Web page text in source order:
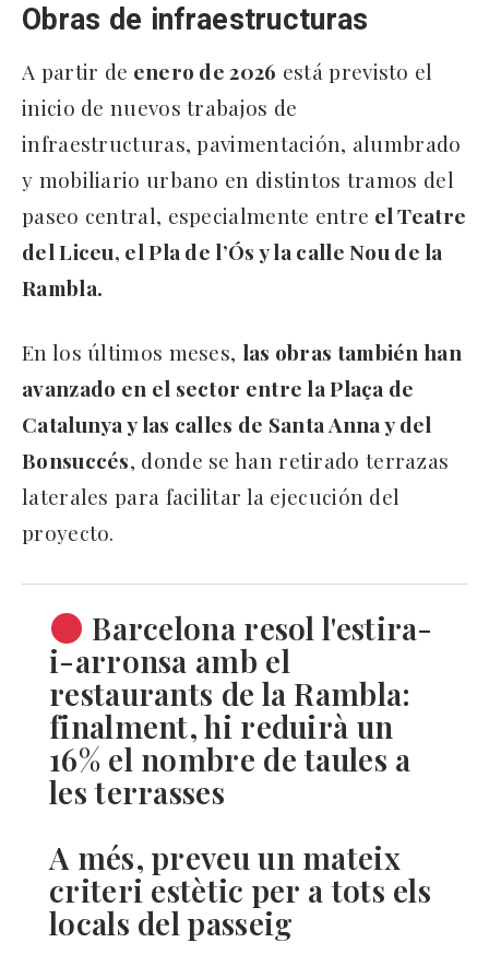
Obras de infraestructuras
A partir de enero de 2026 está previsto el
inicio de nuevos trabajos de
infraestructuras, pavimentación, alumbrado
y mobiliario urbano en distintos tramos del
paseo central, especialmente entre el Teatre
del Liceu, el Pla de l’Ós y la calle Nou de la
Rambla.
En los últimos meses, las obras también han
avanzado en el sector entre la Plaça de
Catalunya y las calles de Santa Anna y del
Bonsuccés, donde se han retirado terrazas
laterales para facilitar la ejecución del
proyecto.
Barcelona resol l'estira-
i-arronsa amb el
restaurants de la Rambla:
finalment, hi reduirà un
16% el nombre de taules a
les terrasses
A més, preveu un mateix
criteri estètic per a tots els
locals del passeig